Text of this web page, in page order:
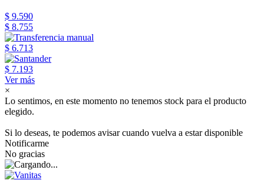
$ 9.590
$ 8.755
$ 6.713
$ 7.193
Ver más
×
Lo sentimos, en este momento no tenemos stock para el producto
elegido.
Si lo deseas, te podemos avisar cuando vuelva a estar disponible
Notificarme
No gracias